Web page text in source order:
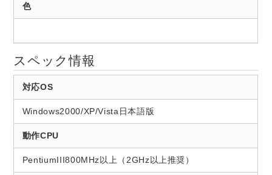
色
スペック情報
対応OS
Windows2000/XP/Vista日本語版
動作CPU
PentiumIII800MHz以上（2GHz以上推奨）